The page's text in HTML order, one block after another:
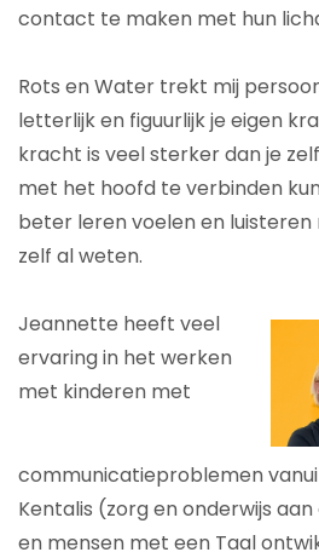
contact te maken met hun
Rots en Water trekt mij
letterlijk en figuurlijk je eigen
kracht is veel sterker dan je
met het hoofd te verbinden
beter leren voelen en luisteren
zelf al weten.
Jeannette heeft veel
ervaring in het werken
met kinderen met
communicatieproblemen
Kentalis (zorg en onderwijs
en mensen met een Taal